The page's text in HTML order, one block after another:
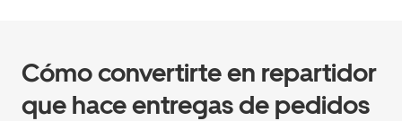
Cómo convertirte en repartidor
que hace entregas de pedidos